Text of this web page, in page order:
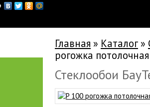
Главная » Каталог »
рогожка потолочная
Стеклообои